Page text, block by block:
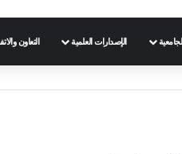
الإصدارات العلمية التعاون